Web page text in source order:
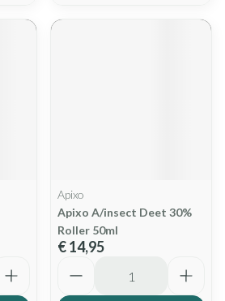
Apixo
Apixo A/insect Deet 30%
Roller 50ml
€ 14,95